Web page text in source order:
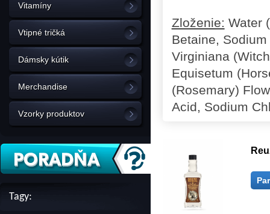
Vitamíny
Vtipné tričká
Dámsky kútik
Merchandise
Vzorky produktov
Tagy:
Zloženie: Water
Betaine,
Virginiana
Equisetum
(Rosemary)
Acid, Sodium